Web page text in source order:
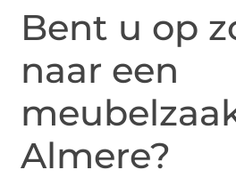
Bent u op
naar een
Almere?